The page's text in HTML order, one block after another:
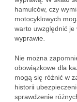
hamulców, czy
motocyklowych
warto uwzględnić
wyprawie.
Nie można
obowiązkowe dla
mogą się różnić w
historii
sprawdzenie